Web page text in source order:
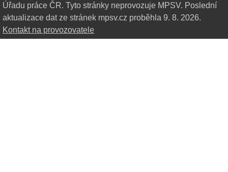
Úřadu práce ČR. Tyto stránky neprovozuje MPSV. Poslední
aktualizace dat ze stránek mpsv.cz proběhla 9. 8. 2026.
Kontakt na provozovatele